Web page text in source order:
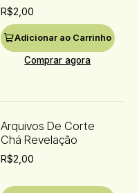
R$2,00
Adicionar ao Carrinho
Comprar agora
Arquivos De Corte
Chá Revelação
R$2,00